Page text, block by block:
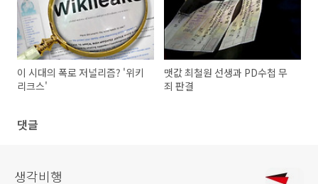
이 시대의 폭로 저널리즘? '위키
리크스'
맷값 최철원 선생과 PD수첩 무
죄 판결
댓글
생각비행